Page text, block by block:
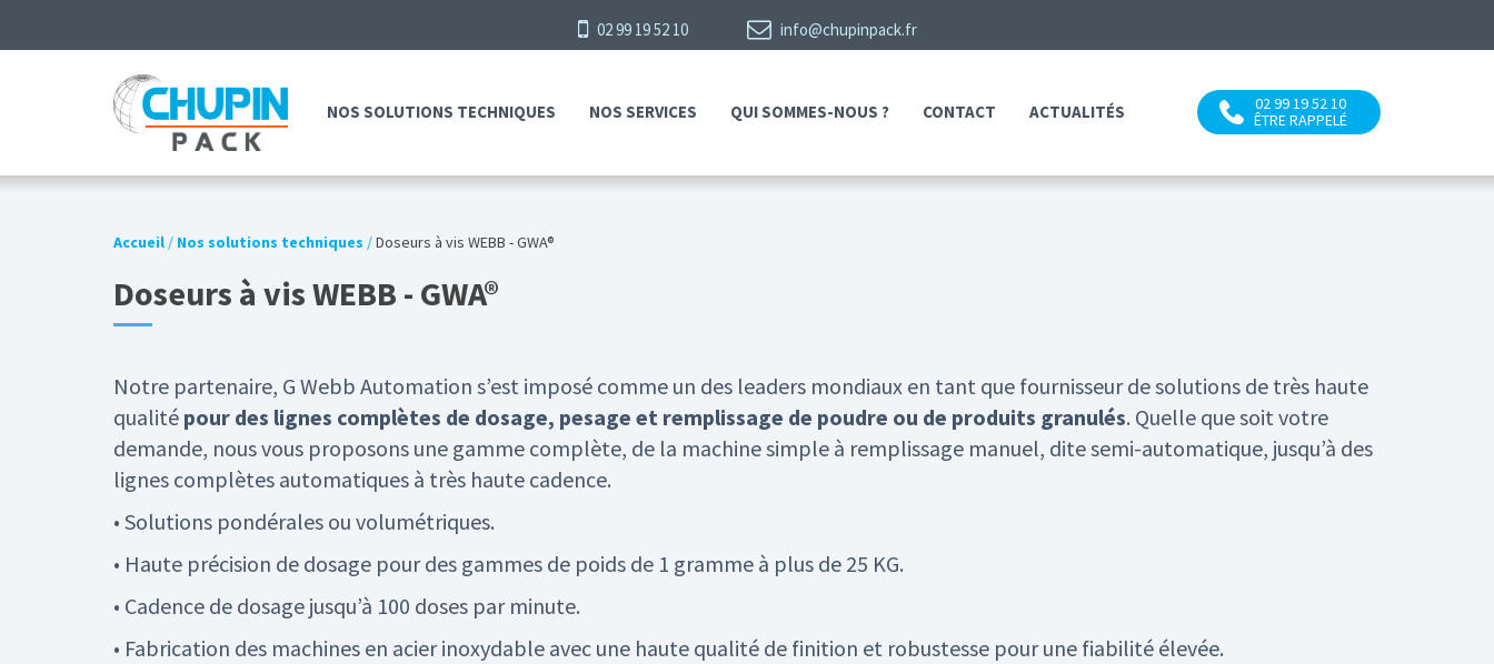
02 99 19 52 10 info@chupinpack.fr
02 99 19 52 10
ÊTRE RAPPELÉ
NOS SOLUTIONS TECHNIQUES NOS SERVICES QUI SOMMES-NOUS ? CONTACT ACTUALITÉS
Accueil / Nos solutions techniques /Doseurs à vis WEBB - GWA®
Doseurs à vis WEBB - GWA®
Notre partenaire, G Webb Automation s’est imposé comme un des leaders mondiaux en tant que fournisseur de solutions de très haute
qualité pour des lignes complètes de dosage, pesage et remplissage de poudre ou de produits granulés. Quelle que soit votre
demande, nous vous proposons une gamme complète, de la machine simple à remplissage manuel, dite semi-automatique, jusqu’à des
lignes complètes automatiques à très haute cadence.
• Solutions pondérales ou volumétriques.
• Haute précision de dosage pour des gammes de poids de 1 gramme à plus de 25 KG.
• Cadence de dosage jusqu’à 100 doses par minute.
• Fabrication des machines en acier inoxydable avec une haute qualité de finition et robustesse pour une fiabilité élevée.